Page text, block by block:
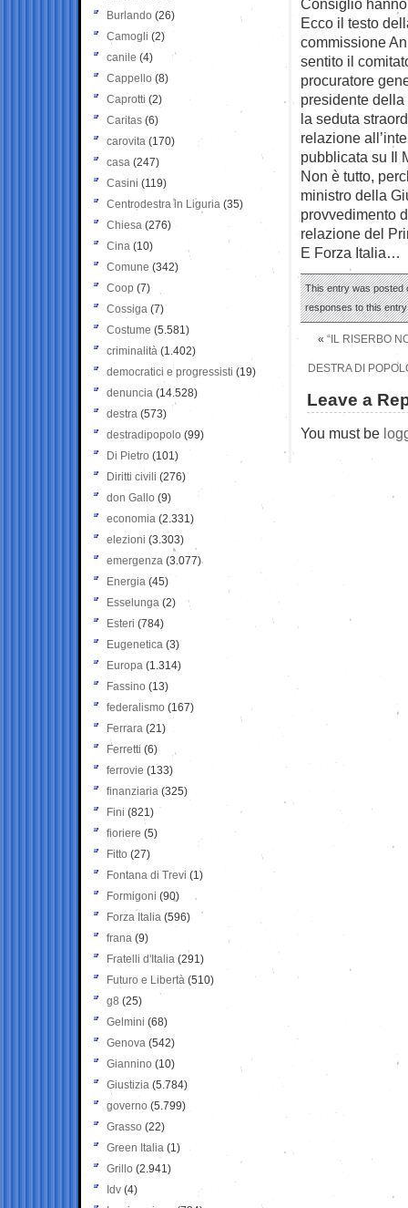
Consiglio
Ecco il testo
commissione
sentito il
procuratore
presidente
la seduta
relazione
pubblicata su Il
Non è tutto,
ministro della
provvedimento
relazione del
E Forza Italia…
This entry was posted
responses to this
« “IL RISERBO
DESTRA DI
Leave a
You must be
Burlando (26)
Camogli (2)
canile (4)
Cappello (8)
Caprotti (2)
Caritas (6)
carovita (170)
casa (247)
Casini (119)
Centrodestra in Liguria (35)
Chiesa (276)
Cina (10)
Comune (342)
Coop (7)
Cossiga (7)
Costume (5.581)
criminalità (1.402)
democratici e progressisti (19)
denuncia (14.528)
destra (573)
destradipopolo (99)
Di Pietro (101)
Diritti civili (276)
don Gallo (9)
economia (2.331)
elezioni (3.303)
emergenza (3.077)
Energia (45)
Esselunga (2)
Esteri (784)
Eugenetica (3)
Europa (1.314)
Fassino (13)
federalismo (167)
Ferrara (21)
Ferretti (6)
ferrovie (133)
finanziaria (325)
Fini (821)
fioriere (5)
Fitto (27)
Fontana di Trevi (1)
Formigoni (90)
Forza Italia (596)
frana (9)
Fratelli d'Italia (291)
Futuro e Libertà (510)
g8 (25)
Gelmini (68)
Genova (542)
Giannino (10)
Giustizia (5.784)
governo (5.799)
Grasso (22)
Green Italia (1)
Grillo (2.941)
Idv (4)